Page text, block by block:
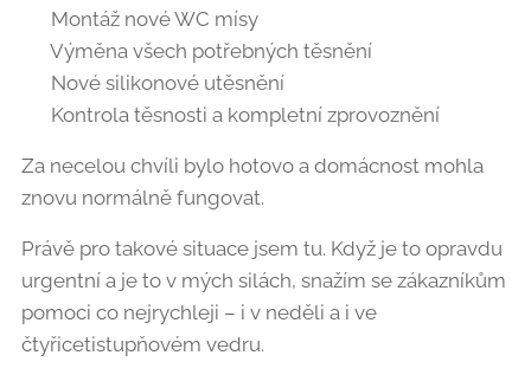
✅ Montáž nové WC mísy
✅ Výměna všech potřebných těsnění
✅ Nové silikonové utěsnění
✅ Kontrola těsnosti a kompletní zprovoznění
Za necelou chvíli bylo hotovo a domácnost mohla
znovu normálně fungovat. 👍
Právě pro takové situace jsem tu. Když je to opravdu
urgentní a je to v mých silách, snažím se zákazníkům
pomoci co nejrychleji – i v neděli a i ve
čtyřicetistupňovém vedru. ☀️💪